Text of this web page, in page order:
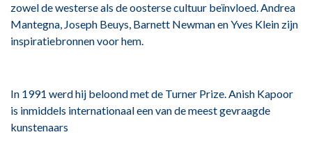
zowel de westerse als de oosterse cultuur beïnvloed. Andrea
Mantegna, Joseph Beuys, Barnett Newman en Yves Klein zijn
inspiratiebronnen voor hem.
In 1991 werd hij beloond met de Turner Prize. Anish Kapoor
is inmiddels internationaal een van de meest gevraagde
kunstenaars